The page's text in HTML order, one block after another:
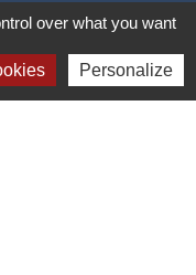
over what you want
Personalize